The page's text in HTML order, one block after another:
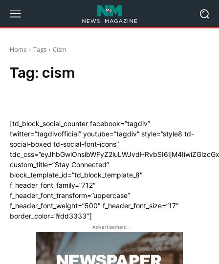
Home Tags Cism
Tag: cism
[td_block_social_counter facebook=”tagdiv”
twitter=”tagdivofficial” youtube=”tagdiv” style=”style8 td-
social-boxed td-social-font-icons”
custom_title=”Stay Connected”
block_template_id=”td_block_template_8″
f_header_font_family=”712″
f_header_font_transform=”uppercase”
f_header_font_weight=”500″ f_header_font_size=”17″
border_color=”#dd3333″]
- Advertisement -